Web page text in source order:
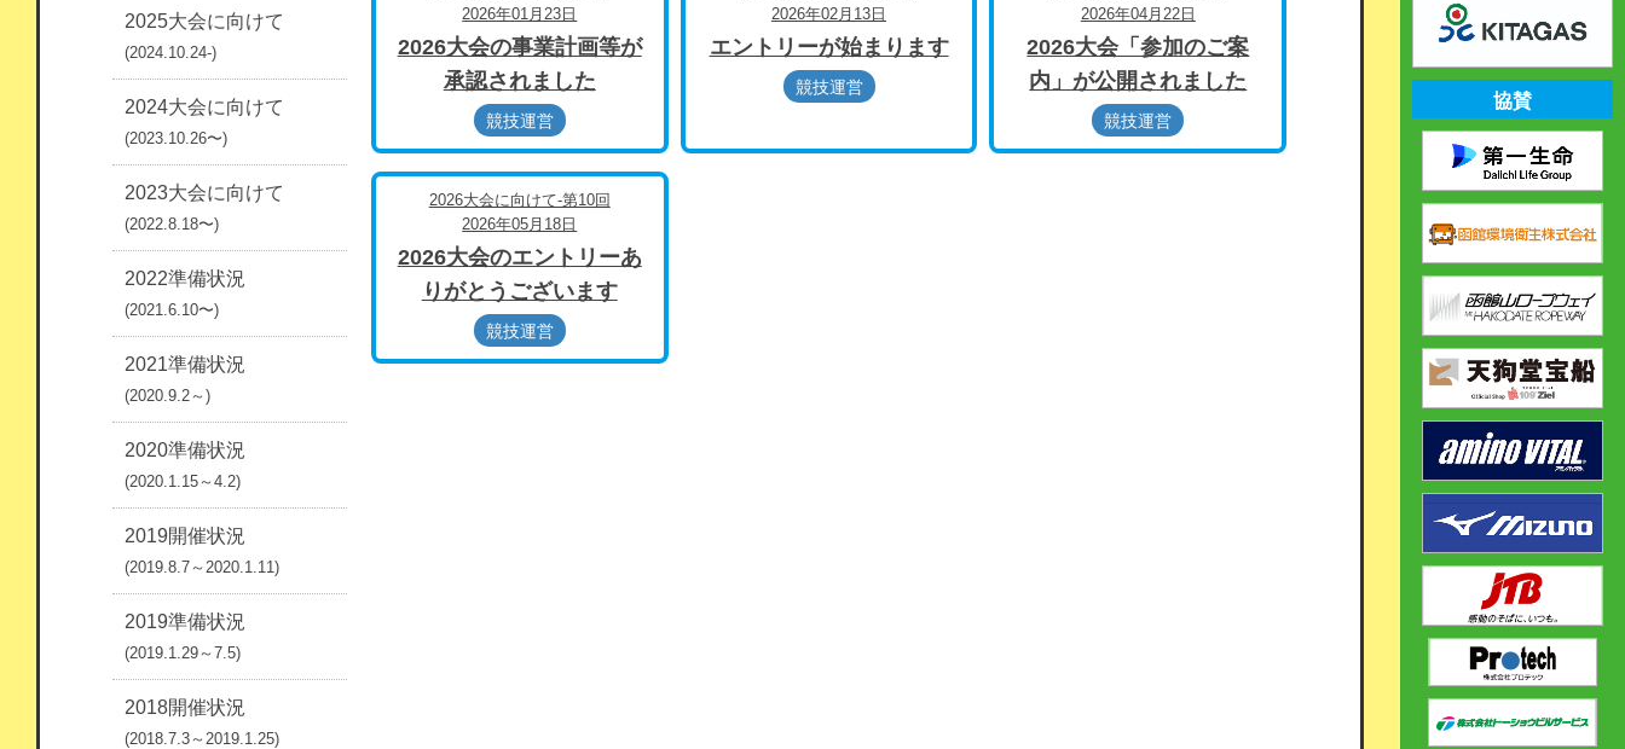
2026年01月23日
2026大会の事業計画等が
承認されました
競技運営
2026年02月13日
エントリーが始まります
競技運営
2026年04月22日
2026大会「参加のご案
内」が公開されました
競技運営
2026大会に向けて-第10回
2026年05月18日
2026大会のエントリーあ
りがとうございます
競技運営
2025大会に向けて
(2024.10.24-)
2024大会に向けて
(2023.10.26〜)
2023大会に向けて
(2022.8.18〜)
2022準備状況
(2021.6.10〜)
2021準備状況
(2020.9.2～)
2020準備状況
(2020.1.15～4.2)
2019開催状況
(2019.8.7～2020.1.11)
2019準備状況
(2019.1.29～7.5)
2018開催状況
(2018.7.3～2019.1.25)
協賛